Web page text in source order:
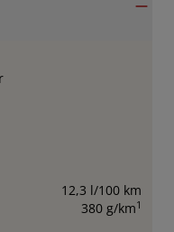
12,3 l/100 km
380 g/km1